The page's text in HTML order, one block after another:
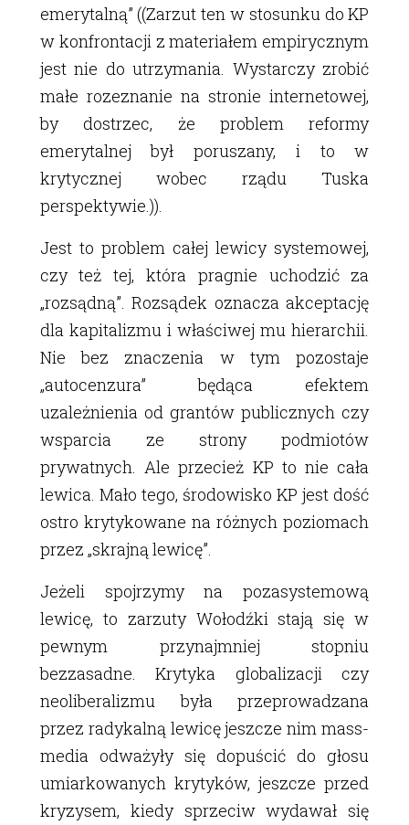
emerytalną” ((Zarzut ten w stosunku do KP
w konfrontacji z materiałem empirycznym
jest nie do utrzymania. Wystarczy zrobić
małe rozeznanie na stronie internetowej,
by dostrzec, że problem reformy
emerytalnej był poruszany, i to w
krytycznej wobec rządu Tuska
perspektywie.)).
Jest to problem całej lewicy systemowej,
czy też tej, która pragnie uchodzić za
„rozsądną”. Rozsądek oznacza akceptację
dla kapitalizmu i właściwej mu hierarchii.
Nie bez znaczenia w tym pozostaje
„autocenzura” będąca efektem
uzależnienia od grantów publicznych czy
wsparcia ze strony podmiotów
prywatnych. Ale przecież KP to nie cała
lewica. Mało tego, środowisko KP jest dość
ostro krytykowane na różnych poziomach
przez „skrajną lewicę”.
Jeżeli spojrzymy na pozasystemową
lewicę, to zarzuty Wołodźki stają się w
pewnym przynajmniej stopniu
bezzasadne. Krytyka globalizacji czy
neoliberalizmu była przeprowadzana
przez radykalną lewicę jeszcze nim mass-
media odważyły się dopuścić do głosu
umiarkowanych krytyków, jeszcze przed
kryzysem, kiedy sprzeciw wydawał się